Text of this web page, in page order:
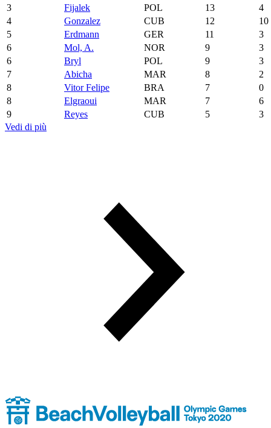
3
Fijalek POL 13
4
4
Gonzalez CUB 12
10
5
Erdmann GER 11
3
6
Mol, A. NOR 9
3
6
Bryl POL 9
3
7
Abicha MAR 8
2
8
Vitor Felipe BRA 7
0
8
Elgraoui MAR 7
6
9
Reyes CUB 5
3
Vedi di più